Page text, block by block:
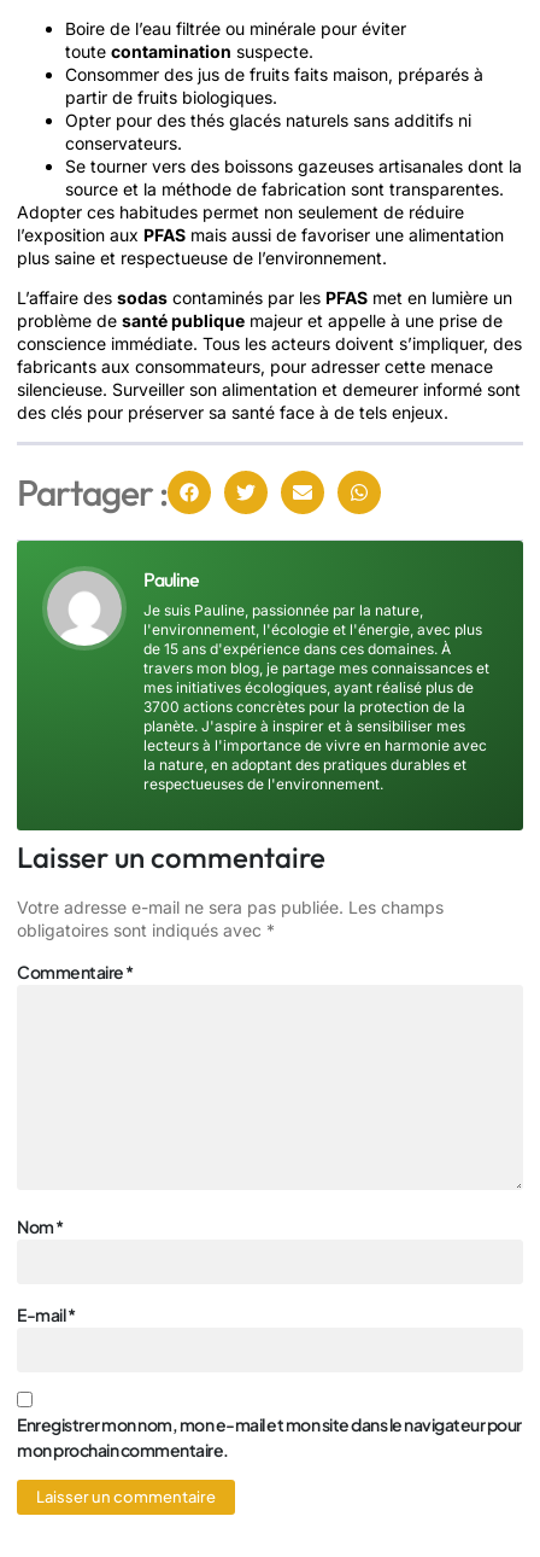
Boire de l’eau filtrée ou minérale pour éviter
toute contamination suspecte.
Consommer des jus de fruits faits maison, préparés à
partir de fruits biologiques.
Opter pour des thés glacés naturels sans additifs ni
conservateurs.
Se tourner vers des boissons gazeuses artisanales dont la
source et la méthode de fabrication sont transparentes.
Adopter ces habitudes permet non seulement de réduire
l’exposition aux PFAS mais aussi de favoriser une alimentation
plus saine et respectueuse de l’environnement.
L’affaire des sodas contaminés par les PFAS met en lumière un
problème de santé publique majeur et appelle à une prise de
conscience immédiate. Tous les acteurs doivent s’impliquer, des
fabricants aux consommateurs, pour adresser cette menace
silencieuse. Surveiller son alimentation et demeurer informé sont
des clés pour préserver sa santé face à de tels enjeux.
Partager :
Pauline
Je suis Pauline, passionnée par la nature,
l'environnement, l'écologie et l'énergie, avec plus
de 15 ans d'expérience dans ces domaines. À
travers mon blog, je partage mes connaissances et
mes initiatives écologiques, ayant réalisé plus de
3700 actions concrètes pour la protection de la
planète. J'aspire à inspirer et à sensibiliser mes
lecteurs à l'importance de vivre en harmonie avec
la nature, en adoptant des pratiques durables et
respectueuses de l'environnement.
Laisser un commentaire
Votre adresse e-mail ne sera pas publiée. Les champs
obligatoires sont indiqués avec *
Commentaire*
Nom*
E-mail*
Enregistrer mon nom, mon e-mail et mon site dans le navigateur pour
mon prochain commentaire.